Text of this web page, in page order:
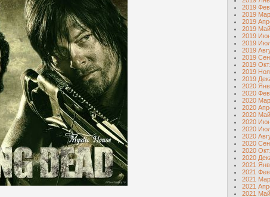
2019
2019
2019
2019 Май
2019
2019
2019
2019
2019
2019
2019
2020
2020
2020
2020
2020 Май
2020
2020
2020
2020
2020
2020
2021
2021
2021
2021
2021 Май